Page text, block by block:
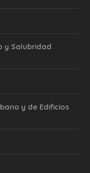
y Salubridad
y de Edificios